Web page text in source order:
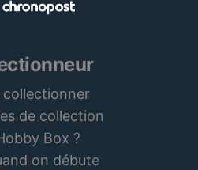
collectionner
de collection
Box ?
on débute